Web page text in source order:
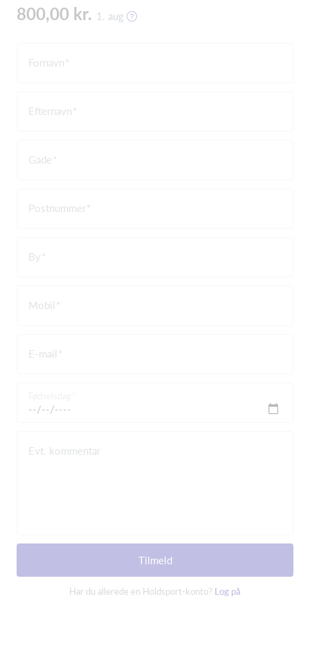
800,00 kr. 1. aug
Fornavn
Efternavn
Gade
Postnummer
By
Mobil
E-mail
Evt. kommentar
Tilmeld
Har du allerede en Holdsport-konto? Log på